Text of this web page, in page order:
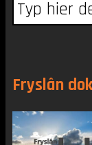
Fryslân